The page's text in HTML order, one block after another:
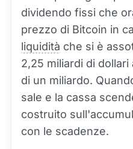
dividendo fissi che
prezzo di Bitcoin in
liquidità che si è
2,25 miliardi di
di un miliardo.
sale e la cassa
costruito
con le scadenze.